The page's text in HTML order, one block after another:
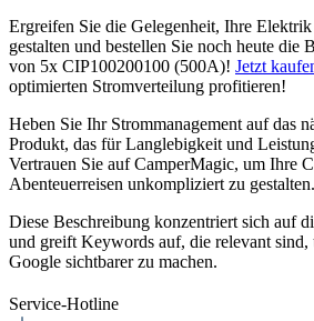
Ergreifen Sie die Gelegenheit, Ihre
gestalten und bestellen Sie noch heute die
von 5x CIP100200100 (500A)! Jetzt
optimierten Stromverteilung profitieren!
Heben Sie Ihr Strommanagement auf das
Produkt, das für Langlebigkeit und
Vertrauen Sie auf CamperMagic, um Ihre
Abenteuerreisen unkompliziert zu gestalten.
Diese Beschreibung konzentriert sich auf
und greift Keywords auf, die relevant sind,
Google sichtbarer zu machen.
Service-Hotline